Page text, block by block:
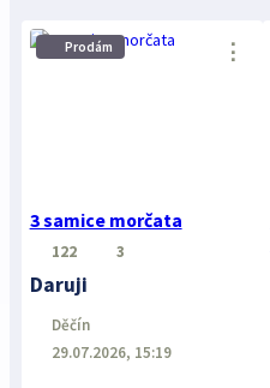
Prodám
3 samice morčata
⋮
122 3
Daruji
Děčín
29.07.2026, 15:19